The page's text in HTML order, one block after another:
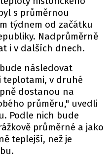
s průměrnou
týdnem od začátku
Nadprůměrně
i v dalších dnech.
následovat
teplotami, v druhé
dostanou na
průměru," uvedli
Podle nich bude
průměrné a jako
teplejší, než je